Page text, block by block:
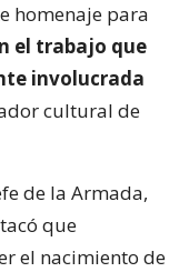
homenaje para
el trabajo que
involucrada
cultural de
de la Armada,
que
el nacimiento de